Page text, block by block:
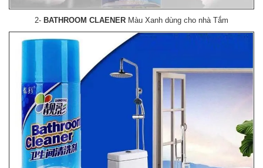
2- BATHROOM CLAENER Màu Xanh dùng cho nhà Tắm